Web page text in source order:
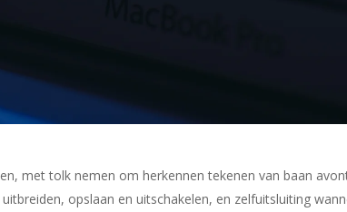
met tolk nemen om herkennen tekenen van baan
opslaan en uitschakelen, en zelfuitsluiting